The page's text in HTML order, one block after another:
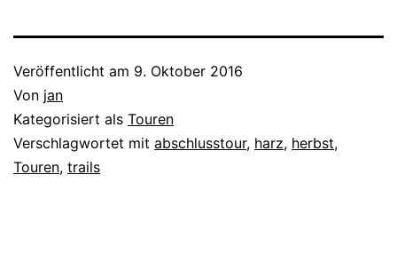
Veröffentlicht am 9. Oktober 2016
Von jan
Kategorisiert als Touren
Verschlagwortet mit abschlusstour, harz, herbst,
Touren, trails